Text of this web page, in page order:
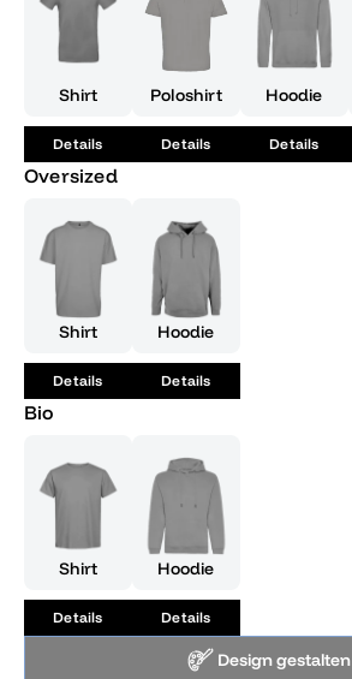
Shirt
Details
Poloshirt
Details
Hoodie
Details
Oversized
Shirt
Details
Hoodie
Details
Bio
Shirt
Details
Hoodie
Details
Design gestalten